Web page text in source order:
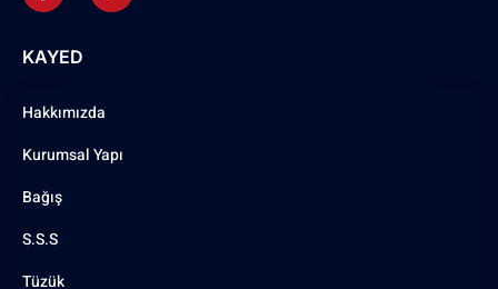
KAYED
Hakkımızda
Kurumsal Yapı
Bağış
S.S.S
Tüzük